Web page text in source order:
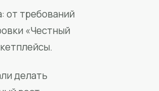
от требований
«Честный
делать